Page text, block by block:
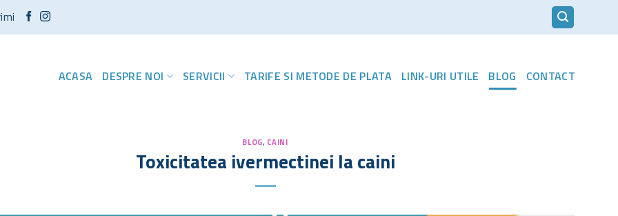
ACASA DESPRE NOI SERVICII TARIFE SI METODE DE PLATA LINK-URI UTILE BLOG CONTACT
BLOG, CAINI
Toxicitatea ivermectinei la caini